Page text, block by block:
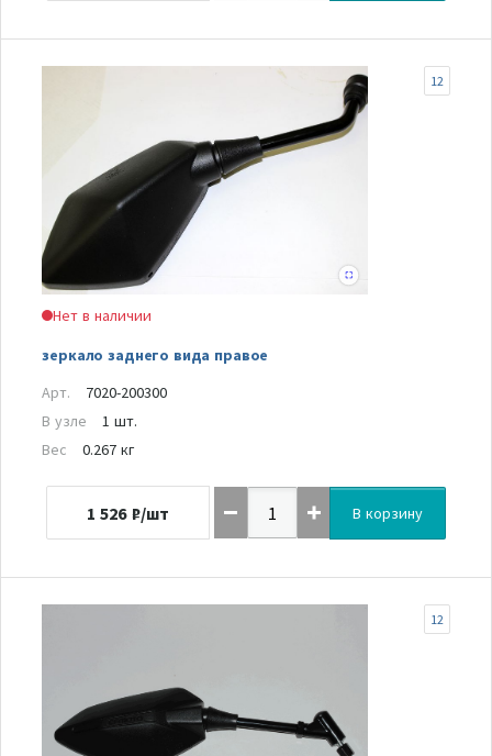
Нет в наличии
зеркало заднего вида правое
12
Арт.
7020-200300
В узле
1 шт.
Вес
0.267 кг
1 526 ₽/шт В корзину
12